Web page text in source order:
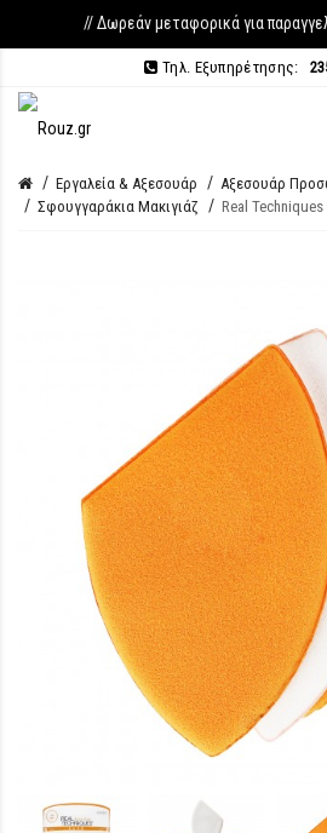
// Δωρεάν μεταφορικά για
Τηλ. Εξυπηρέτησης:
Εργαλεία & Αξεσουάρ
Αξεσουάρ
Σφουγγαράκια Μακιγιάζ
Real